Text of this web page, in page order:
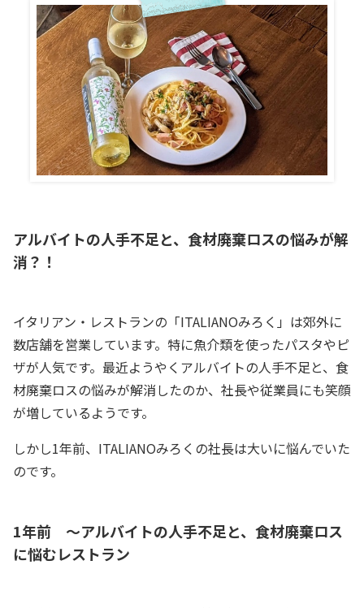
アルバイトの人手不足と、食材廃棄ロスの悩みが解
消？！
イタリアン・レストランの「ITALIANOみろく」は郊外に
数店舗を営業しています。特に魚介類を使ったパスタやピ
ザが人気です。最近ようやくアルバイトの人手不足と、食
材廃棄ロスの悩みが解消したのか、社長や従業員にも笑顔
が増しているようです。
しかし1年前、ITALIANOみろくの社長は大いに悩んでいた
のです。
1年前 ～アルバイトの人手不足と、食材廃棄ロス
に悩むレストラン